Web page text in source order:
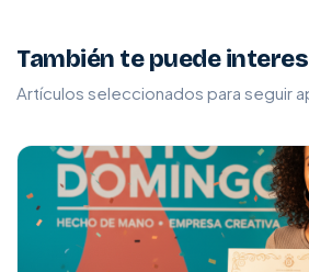
También te puede
Artículos seleccionados para seguir